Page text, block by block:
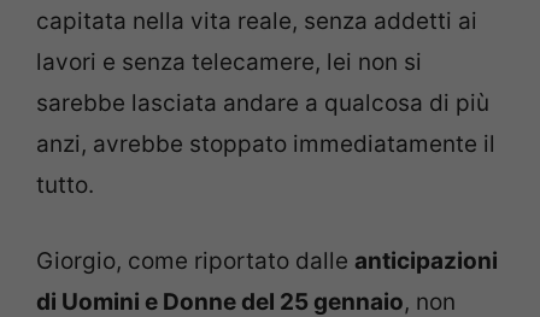
capitata nella vita reale, senza addetti ai
lavori e senza telecamere, lei non si
sarebbe lasciata andare a qualcosa di più
anzi, avrebbe stoppato immediatamente il
tutto.
Giorgio, come riportato dalle anticipazioni
di Uomini e Donne del 25 gennaio, non